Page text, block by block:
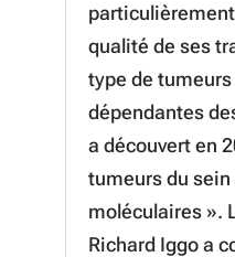
qualité de ses
type de
dépendantes
a découvert en
tumeurs du
moléculaires ».
Richard Iggo a